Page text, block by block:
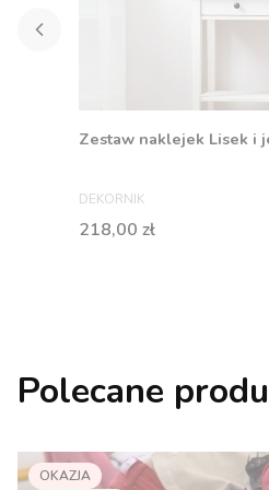
Zestaw naklejek Lisek i
PRODUCENT
DEKORNIK
Cena
218,00 zł
Polecane
OKAZJA